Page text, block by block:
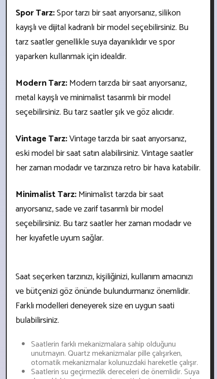
Spor Tarz:Spor tarzı bir saat arıyorsanız, silikon
kayışlı ve dijital kadranlı bir model seçebilirsiniz. Bu
tarz saatler genellikle suya dayanıklıdır ve spor
yaparken kullanmak için idealdir.
Modern Tarz:Modern tarzda bir saat arıyorsanız,
metal kayışlı ve minimalist tasarımlı bir model
seçebilirsiniz. Bu tarz saatler şık ve göz alıcıdır.
Vintage Tarz:Vintage tarzda bir saat arıyorsanız,
eski model bir saat satın alabilirsiniz. Vintage saatler
her zaman modadır ve tarzınıza retro bir hava katabilir.
Minimalist Tarz:Minimalist tarzda bir saat
arıyorsanız, sade ve zarif tasarımlı bir model
seçebilirsiniz. Bu tarz saatler her zaman modadır ve
her kıyafetle uyum sağlar.
Saat seçerken tarzınızı, kişiliğinizi, kullanım amacınızı
ve bütçenizi göz önünde bulundurmanız önemlidir.
Farklı modelleri deneyerek size en uygun saati
bulabilirsiniz.
Saatlerin farklı mekanizmalara sahip olduğunu
unutmayın. Quartz mekanizmalar pille çalışırken,
otomatik mekanizmalar kolunuzdaki hareketle çalışır.
Saatlerin su geçirmezlik dereceleri de önemlidir. Suya